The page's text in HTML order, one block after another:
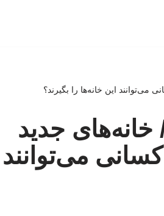
می‌توانند این خانه‌ها را بگیرند؟
خانه‌های جدید
می‌توانند